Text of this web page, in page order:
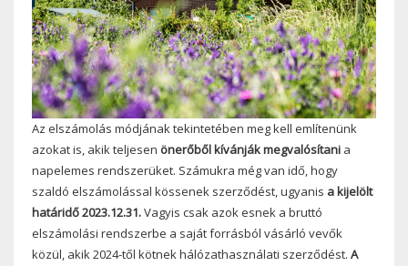
Az elszámolás módjának tekintetében meg kell említenünk
azokat is, akik teljesen önerőből kívánják megvalósítani a
napelemes rendszerüket. Számukra még van idő, hogy
szaldó elszámolással kössenek szerződést, ugyanis a kijelölt
határidő 2023.12.31.Vagyis csak azok esnek a bruttó
elszámolási rendszerbe a saját forrásból vásárló vevők
közül, akik 2024-től kötnek hálózathasználati szerződést. A